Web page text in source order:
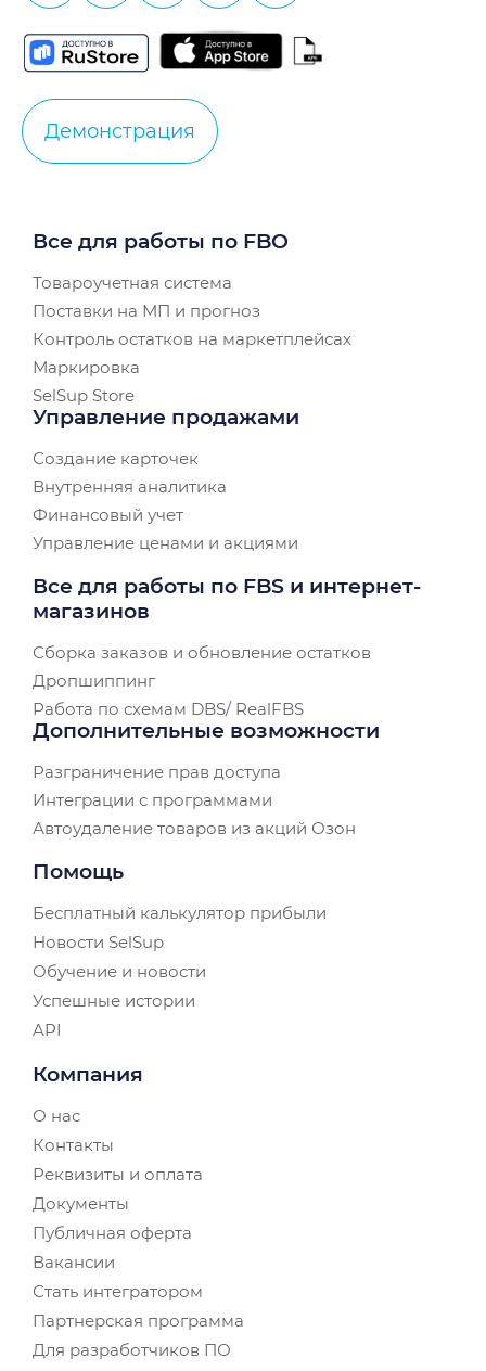
Демонстрация
Все для работы по FBO
Товароучетная система
Поставки на МП и прогноз
Контроль остатков на маркетплейсах
Маркировка
SelSup Store
Управление продажами
Создание карточек
Внутренняя аналитика
Финансовый учет
Управление ценами и акциями
Все для работы по FBS и интернет-
магазинов
Сборка заказов и обновление остатков
Дропшиппинг
Работа по схемам DBS/ RealFBS
Дополнительные возможности
Разграничение прав доступа
Интеграции с программами
Автоудаление товаров из акций Озон
Помощь
Бесплатный калькулятор прибыли
Новости SelSup
Обучение и новости
Успешные истории
API
Компания
О нас
Контакты
Реквизиты и оплата
Документы
Публичная оферта
Вакансии
Стать интегратором
Партнерская программа
Для разработчиков ПО